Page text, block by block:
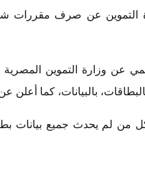
عن صرف مقررات شهر
عن وزارة التموين
بالبيانات، كما